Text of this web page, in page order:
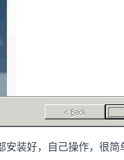
装好，自己操作，很简